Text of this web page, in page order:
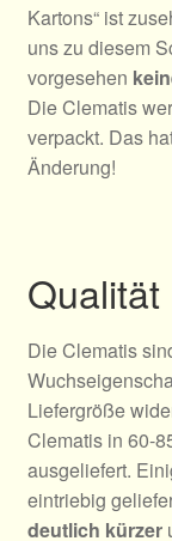
Kartons“ ist
uns zu diesem
vorgesehen
Die Clematis
verpackt. Das
Änderung!
Die Clematis
Liefergröße
Clematis in 60-
ausgeliefert.
eintriebig
deutlich kürzer